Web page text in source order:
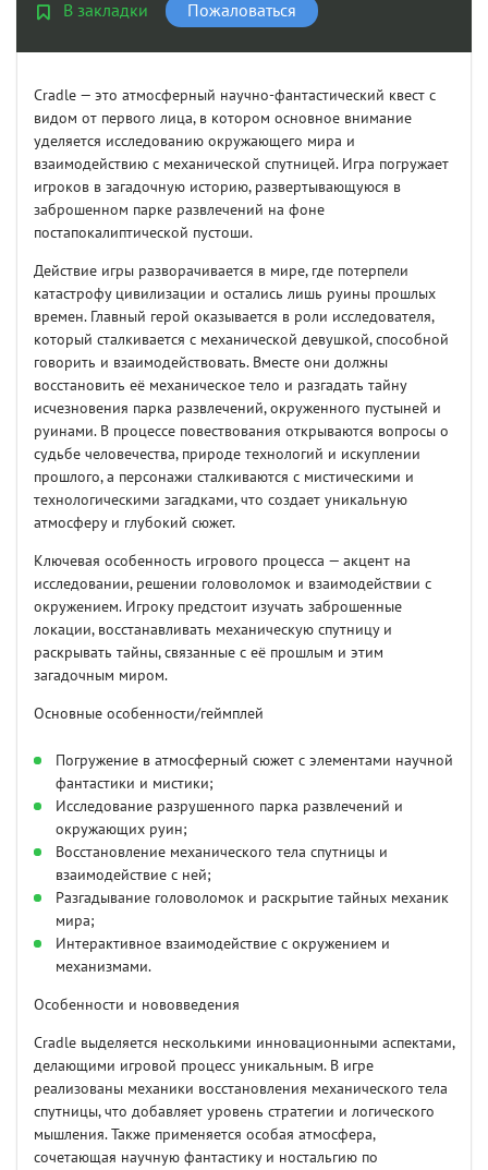
В закладки Пожаловаться
Cradle — это атмосферный научно-фантастический квест с
видом от первого лица, в котором основное внимание
уделяется исследованию окружающего мира и
взаимодействию с механической спутницей. Игра погружает
игроков в загадочную историю, развертывающуюся в
заброшенном парке развлечений на фоне
постапокалиптической пустоши.
Действие игры разворачивается в мире, где потерпели
катастрофу цивилизации и остались лишь руины прошлых
времен. Главный герой оказывается в роли исследователя,
который сталкивается с механической девушкой, способной
говорить и взаимодействовать. Вместе они должны
восстановить её механическое тело и разгадать тайну
исчезновения парка развлечений, окруженного пустыней и
руинами. В процессе повествования открываются вопросы о
судьбе человечества, природе технологий и искуплении
прошлого, а персонажи сталкиваются с мистическими и
технологическими загадками, что создает уникальную
атмосферу и глубокий сюжет.
Ключевая особенность игрового процесса — акцент на
исследовании, решении головоломок и взаимодействии с
окружением. Игроку предстоит изучать заброшенные
локации, восстанавливать механическую спутницу и
раскрывать тайны, связанные с её прошлым и этим
загадочным миром.
Основные особенности/геймплей
Погружение в атмосферный сюжет с элементами научной
фантастики и мистики;
Исследование разрушенного парка развлечений и
окружающих руин;
Восстановление механического тела спутницы и
взаимодействие с ней;
Разгадывание головоломок и раскрытие тайных механик
мира;
Интерактивное взаимодействие с окружением и
механизмами.
Особенности и нововведения
Cradle выделяется несколькими инновационными аспектами,
делающими игровой процесс уникальным. В игре
реализованы механики восстановления механического тела
спутницы, что добавляет уровень стратегии и логического
мышления. Также применяется особая атмосфера,
сочетающая научную фантастику и ностальгию по